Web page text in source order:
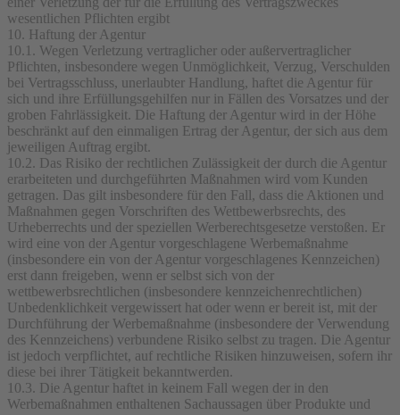
wesentlichen Pflichten ergibt
10. Haftung der Agentur
10.1. Wegen Verletzung vertraglicher oder außervertraglicher
Pflichten, insbesondere wegen Unmöglichkeit, Verzug, Verschulden
bei Vertragsschluss, unerlaubter Handlung, haftet die Agentur für
sich und ihre Erfüllungsgehilfen nur in Fällen des Vorsatzes und der
groben Fahrlässigkeit. Die Haftung der Agentur wird in der Höhe
beschränkt auf den einmaligen Ertrag der Agentur, der sich aus dem
jeweiligen Auftrag ergibt.
10.2. Das Risiko der rechtlichen Zulässigkeit der durch die Agentur
erarbeiteten und durchgeführten Maßnahmen wird vom Kunden
getragen. Das gilt insbesondere für den Fall, dass die Aktionen und
Maßnahmen gegen Vorschriften des Wettbewerbsrechts, des
Urheberrechts und der speziellen Werberechtsgesetze verstoßen. Er
wird eine von der Agentur vorgeschlagene Werbemaßnahme
(insbesondere ein von der Agentur vorgeschlagenes Kennzeichen)
erst dann freigeben, wenn er selbst sich von der
wettbewerbsrechtlichen (insbesondere kennzeichenrechtlichen)
Unbedenklichkeit vergewissert hat oder wenn er bereit ist, mit der
Durchführung der Werbemaßnahme (insbesondere der Verwendung
des Kennzeichens) verbundene Risiko selbst zu tragen. Die Agentur
ist jedoch verpflichtet, auf rechtliche Risiken hinzuweisen, sofern ihr
diese bei ihrer Tätigkeit bekanntwerden.
10.3. Die Agentur haftet in keinem Fall wegen der in den
Werbemaßnahmen enthaltenen Sachaussagen über Produkte und